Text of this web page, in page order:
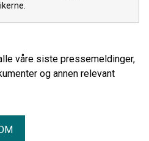
våre siste pressemeldinger,
og annen relevant